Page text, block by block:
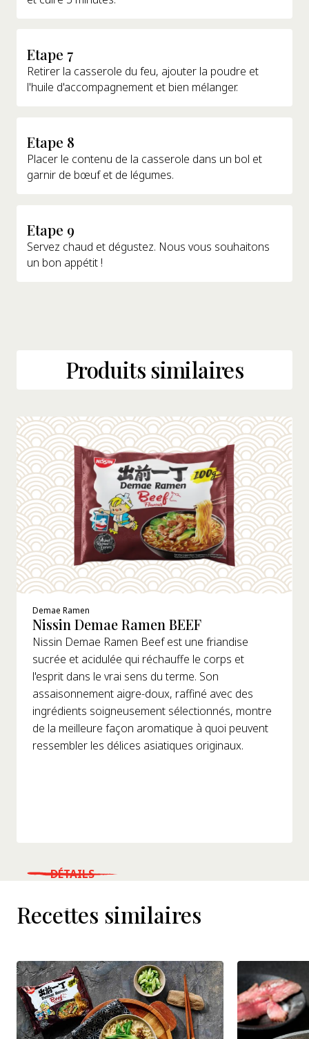
Etape 7
Retirer la casserole du feu, ajouter la poudre et
l'huile d'accompagnement et bien mélanger.
Etape 8
Placer le contenu de la casserole dans un bol et
garnir de bœuf et de légumes.
Etape 9
Servez chaud et dégustez. Nous vous souhaitons
un bon appétit !
Produits similaires
Demae Ramen
Nissin Demae Ramen BEEF
Nissin Demae Ramen Beef est une friandise
sucrée et acidulée qui réchauffe le corps et
l'esprit dans le vrai sens du terme. Son
assaisonnement aigre-doux, raffiné avec des
ingrédients soigneusement sélectionnés, montre
de la meilleure façon aromatique à quoi peuvent
ressembler les délices asiatiques originaux.
WHERE TO BUY
DÉTAILS
Recettes similaires